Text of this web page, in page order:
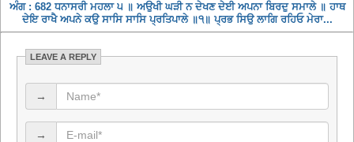
ਅੰਗ : 682 ਧਨਾਸਰੀ ਮਹਲਾ ੫ ॥ ਅਉਖੀ ਘੜੀ ਨ ਦੇਖਣ ਦੇਈ ਅਪਨਾ ਬਿਰਦੁ ਸਮਾਲੇ ॥ ਹਾਥ
ਦੇਇ ਰਾਖੈ ਅਪਨੇ ਕਉ ਸਾਸਿ ਸਾਸਿ ਪ੍ਰਤਿਪਾਲੇ ॥੧॥ ਪ੍ਰਭ ਸਿਉ ਲਾਗਿ ਰਹਿਓ ਮੇਰਾ...
LEAVE A REPLY
→
→